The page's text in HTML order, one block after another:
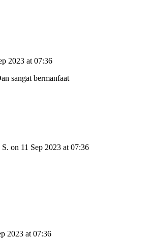
2023 at 07:36
sangat bermanfaat
on 11 Sep 2023 at 07:36
2023 at 07:36